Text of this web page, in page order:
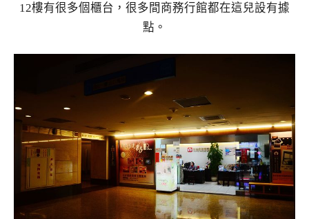
12樓有很多個櫃台，很多間商務行館都在這兒設有據
點。